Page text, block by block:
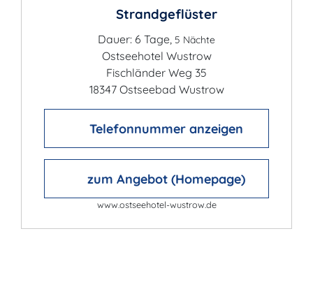
Strandgeflüster
Dauer: 6 Tage, 5 Nächte
Ostseehotel Wustrow
Fischländer Weg 35
18347 Ostseebad Wustrow
Telefonnummer anzeigen
zum Angebot (Homepage)
www.ostseehotel-wustrow.de